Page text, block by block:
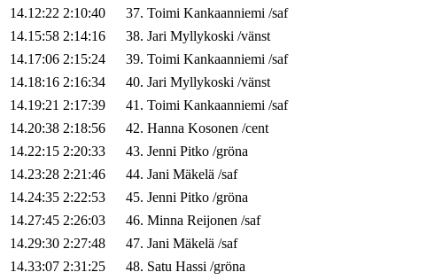
14.12:22 2:10:40 37. Toimi Kankaanniemi /saf
14.15:58 2:14:16 38. Jari Myllykoski /vänst
14.17:06 2:15:24 39. Toimi Kankaanniemi /saf
14.18:16 2:16:34 40. Jari Myllykoski /vänst
14.19:21 2:17:39 41. Toimi Kankaanniemi /saf
14.20:38 2:18:56 42. Hanna Kosonen /cent
14.22:15 2:20:33 43. Jenni Pitko /gröna
14.23:28 2:21:46 44. Jani Mäkelä /saf
14.24:35 2:22:53 45. Jenni Pitko /gröna
14.27:45 2:26:03 46. Minna Reijonen /saf
14.29:30 2:27:48 47. Jani Mäkelä /saf
14.33:07 2:31:25 48. Satu Hassi /gröna